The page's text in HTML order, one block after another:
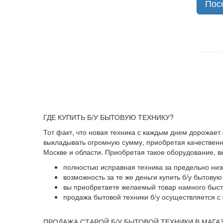
ГДЕ КУПИТЬ Б/У БЫТОВУЮ ТЕХНИКУ?
Тот факт, что новая техника с каждым днем
выкладывать огромную сумму, приобретая
Москве и области. Приобретая такое оборудование,
полностью исправная техника за предельно
возможность за те же деньги купить б/у
вы приобретаете желаемый товар намного
продажа бытовой техники б/у осуществляется